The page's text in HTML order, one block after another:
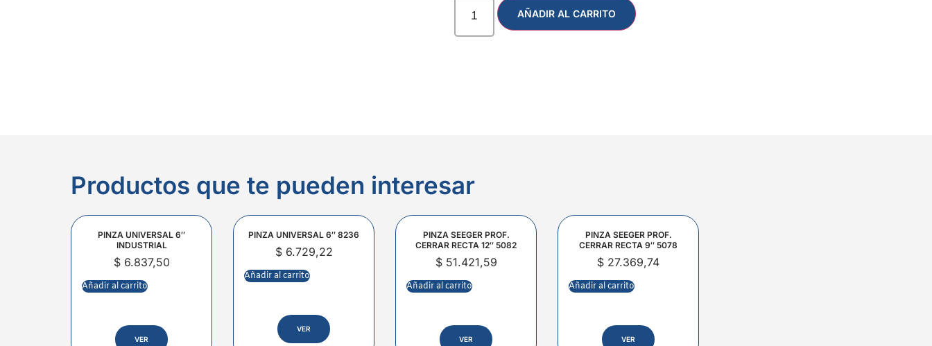
AÑADIR AL CARRITO
Productos que te pueden interesar
PINZA UNIVERSAL 6″
INDUSTRIAL
$6.837,50
Añadir al carrito
VER
PINZA UNIVERSAL 6″ 8236
$6.729,22
Añadir al carrito
VER
PINZA SEEGER PROF.
CERRAR RECTA 12″ 5082
$51.421,59
Añadir al carrito
VER
PINZA SEEGER PROF.
CERRAR RECTA 9″ 5078
$ 27.369,74
Añadir al carrito
VER